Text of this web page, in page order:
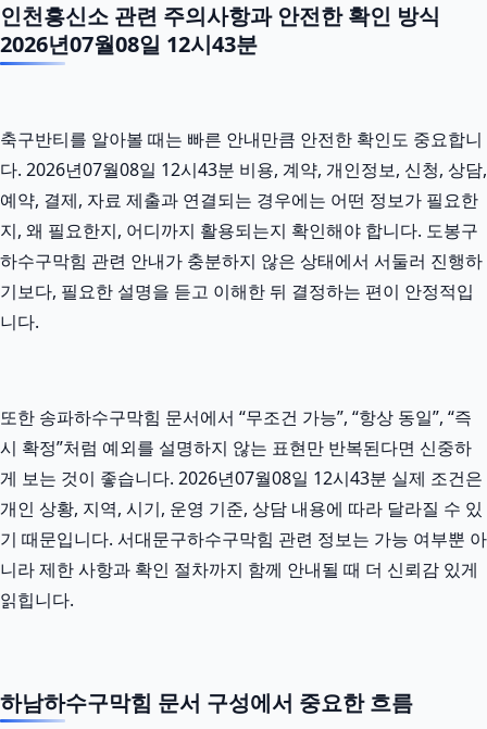
인천흥신소 관련 주의사항과 안전한 확인 방식
2026년07월08일 12시43분
축구반티를 알아볼 때는 빠른 안내만큼 안전한 확인도 중요합니
다. 2026년07월08일 12시43분 비용, 계약, 개인정보, 신청, 상담,
예약, 결제, 자료 제출과 연결되는 경우에는 어떤 정보가 필요한
지, 왜 필요한지, 어디까지 활용되는지 확인해야 합니다. 도봉구
하수구막힘 관련 안내가 충분하지 않은 상태에서 서둘러 진행하
기보다, 필요한 설명을 듣고 이해한 뒤 결정하는 편이 안정적입
니다.
또한 송파하수구막힘 문서에서 “무조건 가능”, “항상 동일”, “즉
시 확정”처럼 예외를 설명하지 않는 표현만 반복된다면 신중하
게 보는 것이 좋습니다. 2026년07월08일 12시43분 실제 조건은
개인 상황, 지역, 시기, 운영 기준, 상담 내용에 따라 달라질 수 있
기 때문입니다. 서대문구하수구막힘 관련 정보는 가능 여부뿐 아
니라 제한 사항과 확인 절차까지 함께 안내될 때 더 신뢰감 있게
읽힙니다.
하남하수구막힘 문서 구성에서 중요한 흐름